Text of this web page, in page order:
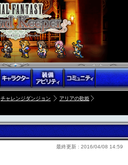
チャレンジダンジョン
アリアの歌姫
最終更新 : 2016/04/08 14:59